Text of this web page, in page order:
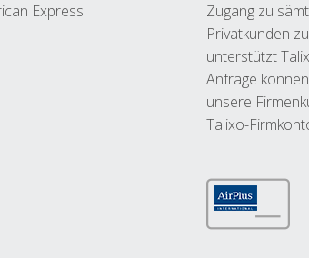
Express.
Zugang zu
Privatkunden
unterstützt
Anfrage
unsere
Talixo-